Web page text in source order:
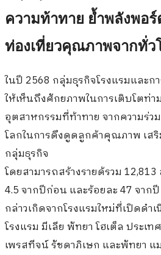
ความท้าทาย ย้ำพลังพอ
ท่องเที่ยวคุณภาพจากทั่ว
ในปี 2568 กลุ่มธุรกิจโรงแรมและก
ให้เห็นถึงศักยภาพในการเติบโตท่
อุตสาหกรรมที่ท้าทาย จากความร่
โลกในการดึงดูดลูกค้าคุณภาพ เส
กลุ่มธุรกิจ
โดยสามารถสร้างรายด้รวม
4.5 จากปีก่อน และร้อยละ 47 จาก
กล่าวเกิดจากโรงแรมใหม่ที่เปิดดำ
โรงแรม มีเลีย พัทยา โฮเต็ล ประเท
เพรสทีจน์ รัชดาภิเษก และพัทยา